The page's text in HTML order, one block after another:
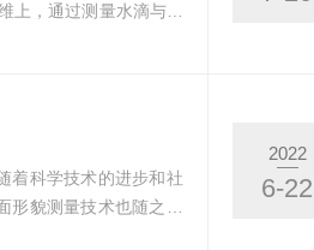
上，通过测量水滴与纤
：在进行测量之前，应
着科学技术的进步和社
貌测量技术也随之快
2022
6-22